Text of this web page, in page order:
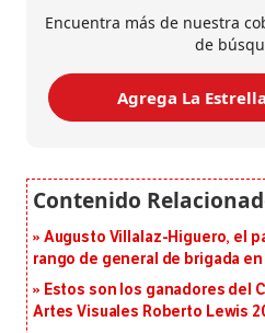
Encuentra más de nuestra
de
Agrega La
Augusto Villalaz-Higuero, el
rango de general de brigada
Estos son los ganadores del
Artes Visuales Roberto Lewis